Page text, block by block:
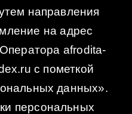
направления
на адрес
afrodita-
с пометкой
данных».
персональных